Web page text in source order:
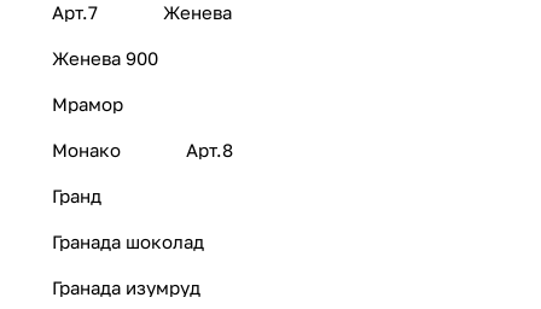
Арт.7 Женева
Женева 900
Мрамор
Монако Арт.8
Гранд
Гранада шоколад
Гранада изумруд